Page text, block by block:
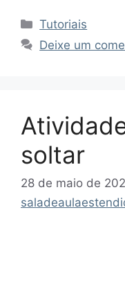
Categorias
Tutoriais
Deixe um
soltar
28 de maio de